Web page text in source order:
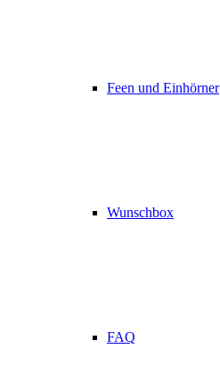
Feen und Einhörner
Wunschbox
FAQ